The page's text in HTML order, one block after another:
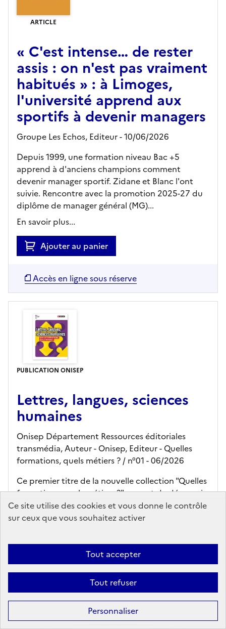
Ce site utilise des cookies et vous donne le contrôle
sur ceux que vous souhaitez activer
Tout accepter
Tout refuser
Personnaliser
ARTICLE
« C'est intense… de rester
assis : on n'est pas vraiment
habitués » : à Limoges,
l'université apprend aux
sportifs à devenir managers
Groupe Les Echos, Editeur- 10/06/2026
Depuis 1999, une formation niveau Bac +5
apprend à d'anciens champions comment
devenir manager sportif. Zidane et Blanc l'ont
suivie. Rencontre avec la promotion 2025-27 du
diplôme de manager général (MG)...
En savoir plus...
Ajouter au panier
Accès en ligne sous réserve
PUBLICATION ONISEP
Lettres, langues, sciences
humaines
Onisep Département Ressources éditoriales
transmédia, Auteur - Onisep, Editeur- Quelles
formations, quels métiers ? / n°01 - 06/2026
Ce premier titre de la nouvelle collection "Quelles
formations, quels métiers ?" permet de découvrir
les parcours d'études et les métiers associés du
domaine des lettres, langues, sciences humaines.
En savoir plus...
Ajouter au panier
kiosque en ligne
librairie onisep